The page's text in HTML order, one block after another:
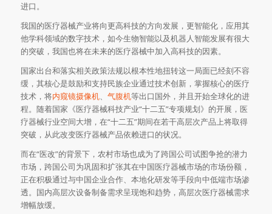
进口。
我国的医疗器械产业将向更高科技的方向发展，更智能化，应用其
他学科领域的数字技术，如今生物智能以及机器人智能发展有很大
的突破，我国也将在未来的医疗器械中加入高科技的因素。
国家出台和落实相关政策法规以根本性地扭转这一局面已经刻不容
缓，其核心是鼓励和支持民族企业通过技术创新，掌握核心的医疗
技术，将内窥镜摄像机、 气腹机等出口国外，并且开始全球化的进
程。随着国家《医疗器械科技产业“十二五”专项规划》的开展，医
疗器械行业空间大增，在“十二五”期间在若干高层次产品上将取得
突破，从此改变医疗器械产品依赖进口的状况。
而在“医改”的背景下，农村市场也成为了跨国公司试图争抢的潜力
市场，跨国公司为巩固和扩张其在中国医疗器械市场的市场份额，
正在积极通过与中国企业合作、本地化研发等手段向中低端市场渗
透。国内高层次设备制备需求呈现饱和趋势，高层次医疗器械需求
增幅放缓。